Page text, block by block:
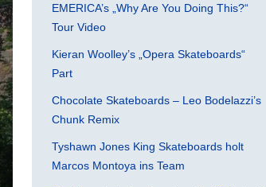
EMERICA’s „Why Are You Doing This?“
Tour Video
Kieran Woolley’s „Opera Skateboards“
Part
Chocolate Skateboards – Leo Bodelazzi’s
Chunk Remix
Tyshawn Jones King Skateboards holt
Marcos Montoya ins Team